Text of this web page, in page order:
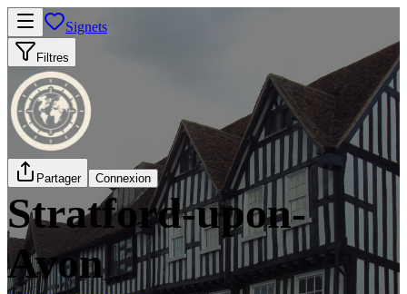
Signets
Filtres
Partager Connexion
Stratford-upon-
Avon